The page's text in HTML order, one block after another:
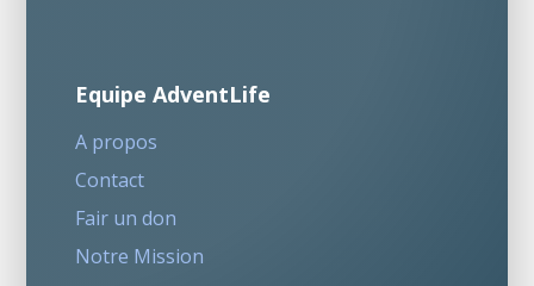
Equipe AdventLife
A propos
Contact
Fair un don
Notre Mission